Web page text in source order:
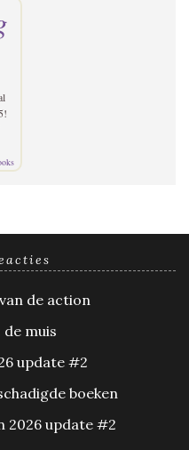
de action
muis
update #2
boeken
2026 update #2